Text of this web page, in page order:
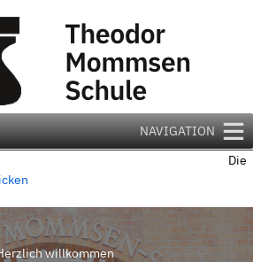
NAVIGATION
willkommen